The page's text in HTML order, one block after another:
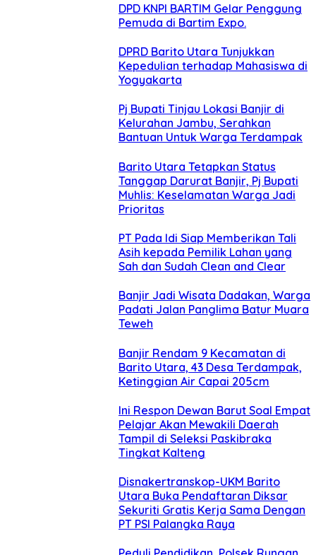
DPD KNPI BARTIM Gelar Penggung
Pemuda di Bartim Expo.
DPRD Barito Utara Tunjukkan
Kepedulian terhadap Mahasiswa di
Yogyakarta
Pj Bupati Tinjau Lokasi Banjir di
Kelurahan Jambu, Serahkan
Bantuan Untuk Warga Terdampak
Barito Utara Tetapkan Status
Tanggap Darurat Banjir, Pj Bupati
Muhlis: Keselamatan Warga Jadi
Prioritas
PT Pada Idi Siap Memberikan Tali
Asih kepada Pemilik Lahan yang
Sah dan Sudah Clean and Clear
Banjir Jadi Wisata Dadakan, Warga
Padati Jalan Panglima Batur Muara
Teweh
Banjir Rendam 9 Kecamatan di
Barito Utara, 43 Desa Terdampak,
Ketinggian Air Capai 205cm
Ini Respon Dewan Barut Soal Empat
Pelajar Akan Mewakili Daerah
Tampil di Seleksi Paskibraka
Tingkat Kalteng
Disnakertranskop-UKM Barito
Utara Buka Pendaftaran Diksar
Sekuriti Gratis Kerja Sama Dengan
PT PSI Palangka Raya